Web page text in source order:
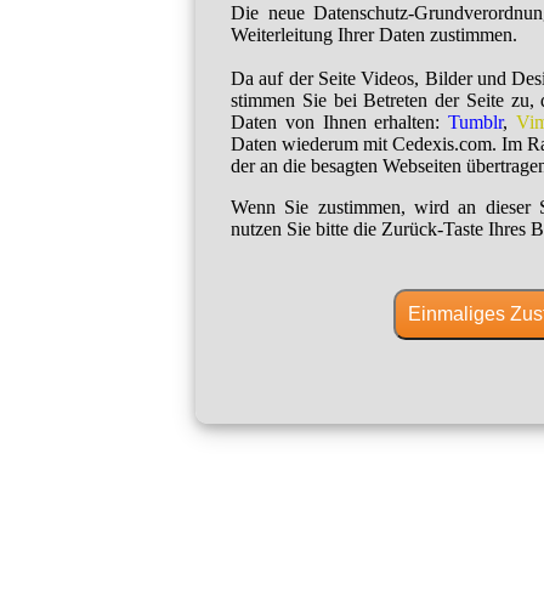
Die neue Datenschutz-
Weiterleitung Ihrer Daten zustimmen.
Da auf der Seite Videos, Bilder und
stimmen Sie bei Betreten der Seite zu,
Daten von Ihnen erhalten:Tumblr,
Daten wiederum mit Cedexis.com. Im
der an die besagten Webseiten
Wenn Sie zustimmen, wird an dieser
nutzen Sie bitte die Zurück-Taste Ihres
Einmaliges